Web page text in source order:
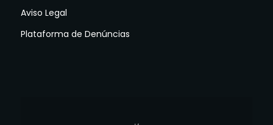
Aviso Legal
Plataforma de Denúncias